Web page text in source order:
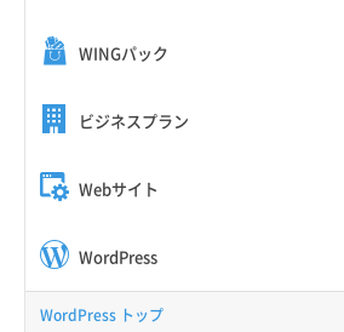
WINGパック
ビジネスプラン
Webサイト
WordPress
WordPress トップ